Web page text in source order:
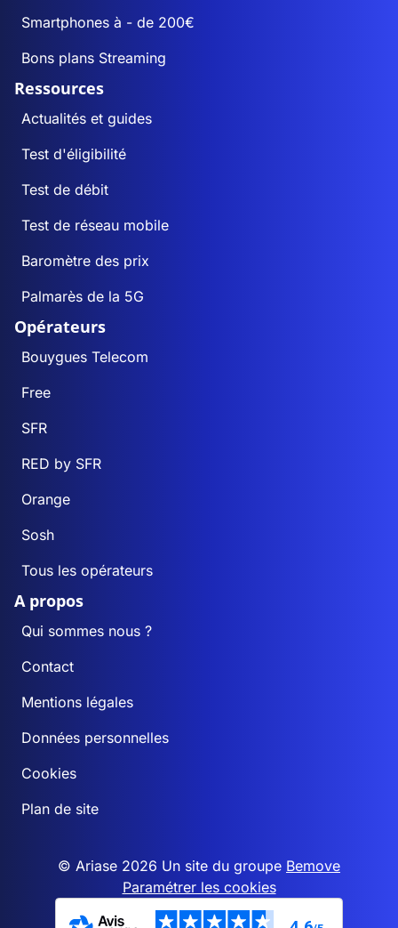
Smartphones à - de 200€
Bons plans Streaming
Ressources
Actualités et guides
Test d'éligibilité
Test de débit
Test de réseau mobile
Baromètre des prix
Palmarès de la 5G
Opérateurs
Bouygues Telecom
Free
SFR
RED by SFR
Orange
Sosh
Tous les opérateurs
A propos
Qui sommes nous ?
Contact
Mentions légales
Données personnelles
Cookies
Plan de site
© Ariase 2026 Un site du groupe Bemove
Paramétrer les cookies